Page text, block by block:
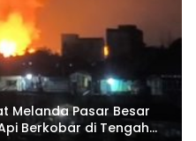
Melanda Pasar Besar
Berkobar di Tengah